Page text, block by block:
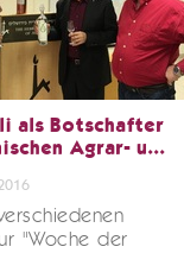
als Botschafter
Agrar- u...
"Woche der